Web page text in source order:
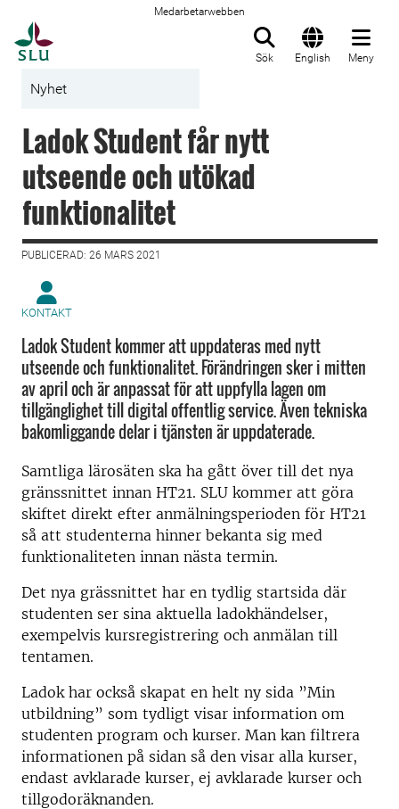
Medarbetarwebben
Sök English Meny
Nyhet
Ladok Student får nytt
utseende och utökad
funktionalitet
PUBLICERAD: 26 MARS 2021
KONTAKT
Ladok Student kommer att uppdateras med nytt
utseende och funktionalitet. Förändringen sker i mitten
av april och är anpassat för att uppfylla lagen om
tillgänglighet till digital offentlig service. Även tekniska
bakomliggande delar i tjänsten är uppdaterade.
Samtliga lärosäten ska ha gått över till det nya
gränssnittet innan HT21. SLU kommer att göra
skiftet direkt efter anmälningsperioden för HT21
så att studenterna hinner bekanta sig med
funktionaliteten innan nästa termin.
Det nya grässnittet har en tydlig startsida där
studenten ser sina aktuella ladokhändelser,
exempelvis kursregistrering och anmälan till
tentamen.
Ladok har också skapat en helt ny sida ”Min
utbildning” som tydligt visar information om
studenten program och kurser. Man kan filtrera
informationen på sidan så den visar alla kurser,
endast avklarade kurser, ej avklarade kurser och
tillgodoräknanden.